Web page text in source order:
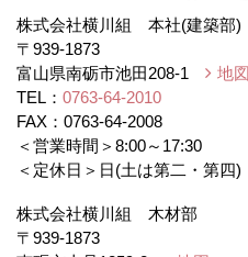
株式会社横川組 本社(建築部)
〒939-1873
富山県南砺市池田208-1
地図
TEL： 0763-64-2010
FAX：0763-64-2008
＜営業時間＞8:00～17:30
＜定休日＞日(土は第二・第四)
株式会社横川組 木材部
〒939-1873